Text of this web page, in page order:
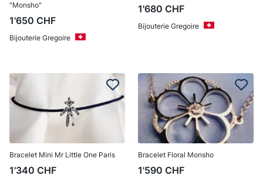
"Monsho"
1'650 CHF
Bijouterie Gregoire
1'680 CHF
Bijouterie Gregoire
Bracelet Mini Mr Little One Paris
1'340 CHF
Bracelet Floral Monsho
1'590 CHF